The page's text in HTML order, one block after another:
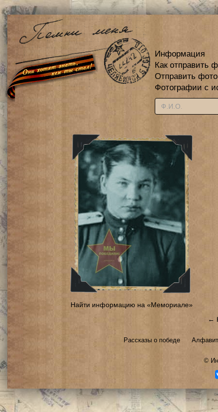
Информация
Как отправить
Отправить
Фотографии с
Найти информацию на «Мемориале»
←
Рассказы о победе
©